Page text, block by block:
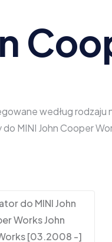
według
MINI John Cooper
do MINI John
Works John
[03.2008 -]